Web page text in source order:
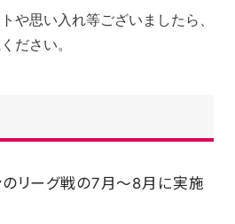
や思い入れ等ございましたら、
ださい。
リーグ戦の7月～8月に実施